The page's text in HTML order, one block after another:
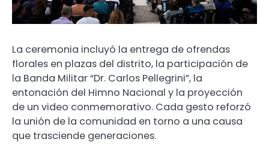
La ceremonia incluyó la entrega de ofrendas
florales en plazas del distrito, la participación de
la Banda Militar “Dr. Carlos Pellegrini”, la
entonación del Himno Nacional y la proyección
de un video conmemorativo. Cada gesto reforzó
la unión de la comunidad en torno a una causa
que trasciende generaciones.